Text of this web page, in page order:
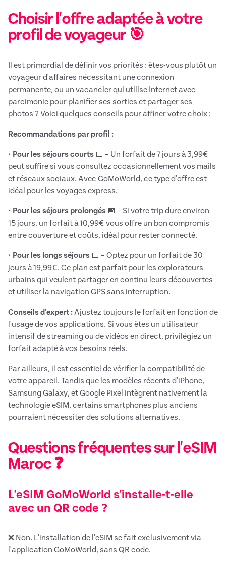
Choisir l'offre adaptée à votre
profil de voyageur 🎯
Il est primordial de définir vos priorités : êtes-vous plutôt un
voyageur d'affaires nécessitant une connexion
permanente, ou un vacancier qui utilise Internet avec
parcimonie pour planifier ses sorties et partager ses
photos ? Voici quelques conseils pour affiner votre choix :
Recommandations par profil :
• Pour les séjours courts 📅 – Un forfait de 7 jours à 3,99€
peut suffire si vous consultez occasionnellement vos mails
et réseaux sociaux. Avec GoMoWorld, ce type d'offre est
idéal pour les voyages express.
• Pour les séjours prolongés 📅 – Si votre trip dure environ
15 jours, un forfait à 10,99€ vous offre un bon compromis
entre couverture et coûts, idéal pour rester connecté.
• Pour les longs séjours 📅 – Optez pour un forfait de 30
jours à 19,99€. Ce plan est parfait pour les explorateurs
urbains qui veulent partager en continu leurs découvertes
et utiliser la navigation GPS sans interruption.
Conseils d'expert : Ajustez toujours le forfait en fonction de
l'usage de vos applications. Si vous êtes un utilisateur
intensif de streaming ou de vidéos en direct, privilégiez un
forfait adapté à vos besoins réels.
Par ailleurs, il est essentiel de vérifier la compatibilité de
votre appareil. Tandis que les modèles récents d'iPhone,
Samsung Galaxy, et Google Pixel intègrent nativement la
technologie eSIM, certains smartphones plus anciens
pourraient nécessiter des solutions alternatives.
Questions fréquentes sur l'eSIM
Maroc ❓
L'eSIM GoMoWorld s'installe-t-elle
avec un QR code ?
❌ Non. L'installation de l'eSIM se fait exclusivement via
l'application GoMoWorld, sans QR code.